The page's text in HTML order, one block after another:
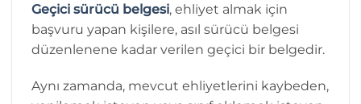
Geçici sürücü belgesi, ehliyet almak için
başvuru yapan kişilere, asıl sürücü belgesi
düzenlenene kadar verilen geçici bir belgedir.
Aynı zamanda, mevcut ehliyetlerini kaybeden,